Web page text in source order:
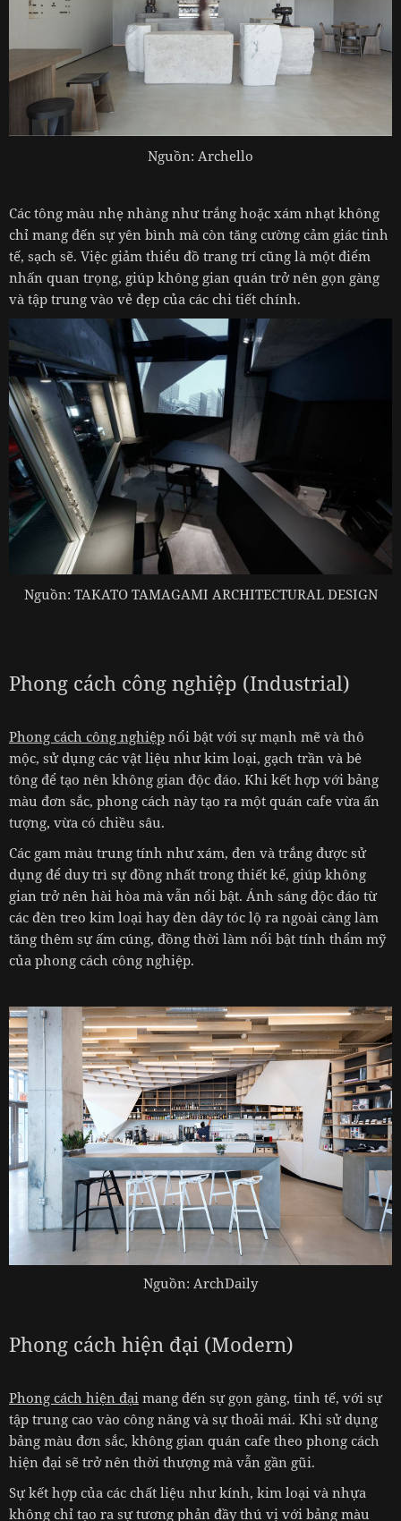
Nguồn: Archello
Các tông màu nhẹ nhàng như trắng hoặc xám nhạt không
chỉ mang đến sự yên bình mà còn tăng cường cảm giác tinh
tế, sạch sẽ. Việc giảm thiểu đồ trang trí cũng là một điểm
nhấn quan trọng, giúp không gian quán trở nên gọn gàng
và tập trung vào vẻ đẹp của các chi tiết chính.
Nguồn: TAKATO TAMAGAMI ARCHITECTURAL DESIGN
Phong cách công nghiệp (Industrial)
Phong cách công nghiệp nổi bật với sự mạnh mẽ và thô
mộc, sử dụng các vật liệu như kim loại, gạch trần và bê
tông để tạo nên không gian độc đáo. Khi kết hợp với bảng
màu đơn sắc, phong cách này tạo ra một quán cafe vừa ấn
tượng, vừa có chiều sâu.
Các gam màu trung tính như xám, đen và trắng được sử
dụng để duy trì sự đồng nhất trong thiết kế, giúp không
gian trở nên hài hòa mà vẫn nổi bật. Ánh sáng độc đáo từ
các đèn treo kim loại hay đèn dây tóc lộ ra ngoài càng làm
tăng thêm sự ấm cúng, đồng thời làm nổi bật tính thẩm mỹ
của phong cách công nghiệp.
Nguồn: ArchDaily
Phong cách hiện đại (Modern)
Phong cách hiện đại mang đến sự gọn gàng, tinh tế, với sự
tập trung cao vào công năng và sự thoải mái. Khi sử dụng
bảng màu đơn sắc, không gian quán cafe theo phong cách
hiện đại sẽ trở nên thời thượng mà vẫn gần gũi.
Sự kết hợp của các chất liệu như kính, kim loại và nhựa
không chỉ tạo ra sự tương phản đầy thú vị với bảng màu